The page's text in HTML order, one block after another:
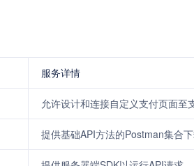
服务详情
允许设计和连接自定义支付页面至
提供基础API方法的Postman集合